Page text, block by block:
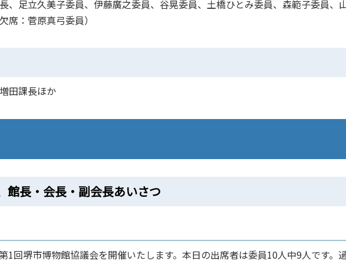
、足立久美子委員、伊藤廣之委員、谷晃委員、土橋ひとみ委員、森範子委員、
席：菅原真弓委員）
田課長ほか
館長・会長・副会長あいさつ
1回堺市博物館協議会を開催いたします。本日の出席者は委員10人中9人です。